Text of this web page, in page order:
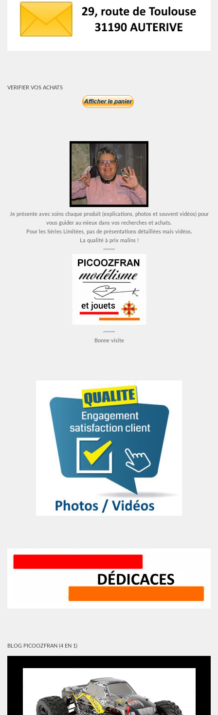
VERIFIER VOS ACHATS
Je présente avec soins chaque produit (explications, photos et souvent vidéos) pour
vous guider au mieux dans vos recherches et achats.
Pour les Séries Limitées, pas de présentations détaillées mais vidéos.
La qualité à prix malins !
~~~~
~~~~
Bonne visite
BLOG PICOOZFRAN (4 EN 1)